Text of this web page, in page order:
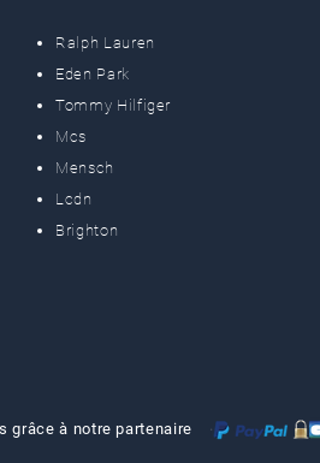
Ralph Lauren
Eden Park
Tommy Hilfiger
Mcs
Mensch
Lcdn
Brighton
grâce à notre partenaire